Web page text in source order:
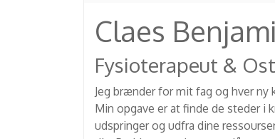
Claes
Fysioterapeut &
Jeg brænder for mit fag og hver
Min opgave er at finde de steder i
udspringer og udfra dine